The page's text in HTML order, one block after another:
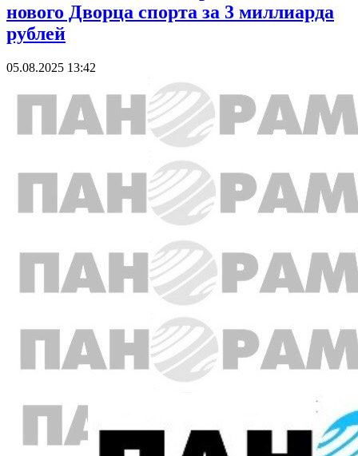
нового Дворца спорта за 3 миллиарда
рублей
05.08.2025 13:42